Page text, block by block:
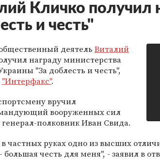
Кличко получил
и честь"
деятель Виталий
награду министерства
"За доблесть и честь",
"Интерфакс".
вручил
вооруженных сил
полковник Иван Свида.
частных руках одно из высших
честь для меня", - заявил в